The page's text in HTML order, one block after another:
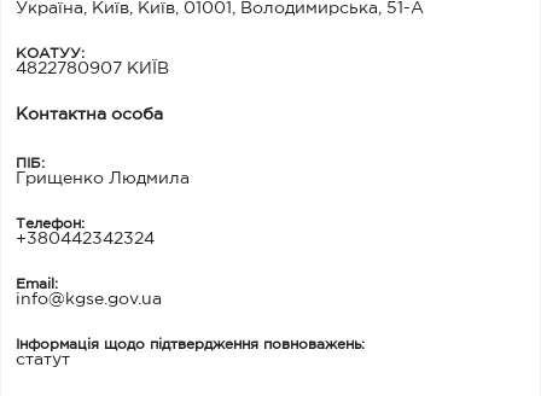
Україна, Київ, Київ, 01001, Володимирська, 51-А
КОАТУУ:
4822780907 КИЇВ
Контактна особа
ПІБ:
Грищенко Людмила
Телефон:
+380442342324
Email:
info@kgse.gov.ua
Інформація щодо підтвердження повноважень:
статут